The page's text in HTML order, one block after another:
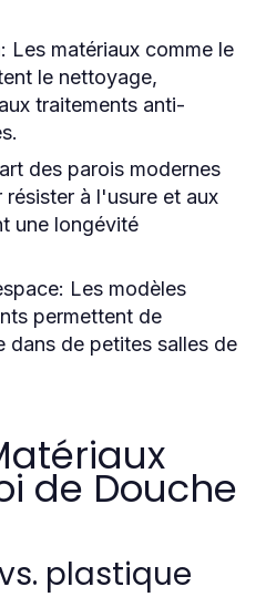
Les matériaux comme le
le nettoyage,
traitements anti-
des parois modernes
à l'usure et aux
une longévité
Les modèles
permettent de
dans de petites salles de
de Douche
plastique